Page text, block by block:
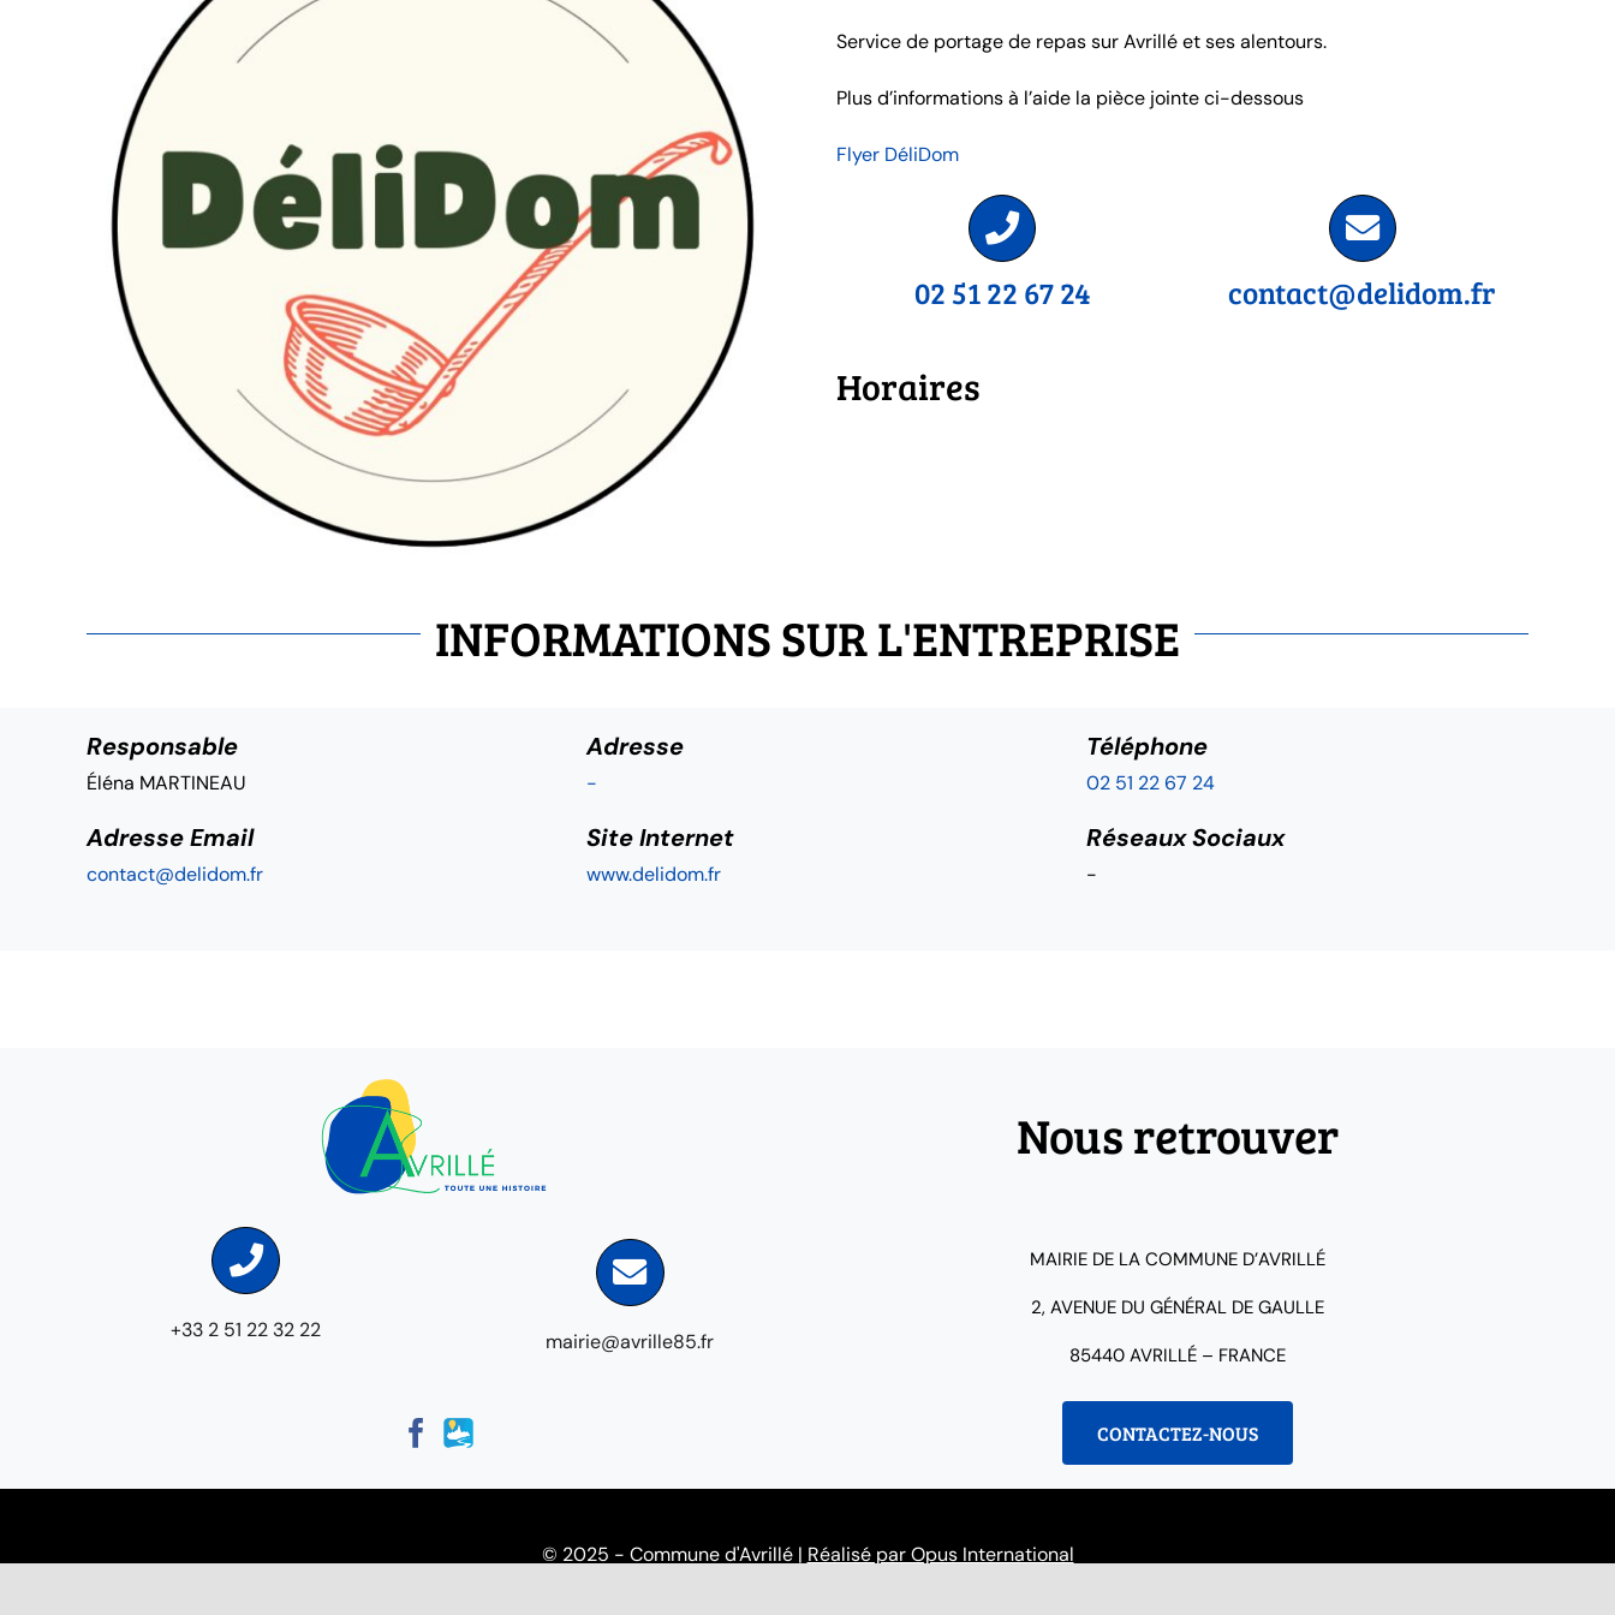
Service de portage de repas sur Avrillé et ses alentours.
Plus d’informations à l’aide la pièce jointe ci-dessous
Flyer DéliDom
02 51 22 67 24 contact@delidom.fr
Horaires
INFORMATIONS SUR L'ENTREPRISE
Responsable
Éléna MARTINEAU
Adresse Email
contact@delidom.fr
Adresse
-
Site Internet
www.delidom.fr
Téléphone
02 51 22 67 24
Réseaux Sociaux
-
Nous retrouver
+33 2 51 22 32 22 mairie@avrille85.fr
MAIRIE DE LA COMMUNE D’AVRILLÉ
2, AVENUE DU GÉNÉRAL DE GAULLE
85440 AVRILLÉ – FRANCE
CONTACTEZ-NOUS
© 2025 - Commune d'Avrillé | Réalisé par Opus International